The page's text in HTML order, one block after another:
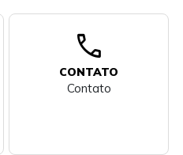
call
CONTATO
Contato